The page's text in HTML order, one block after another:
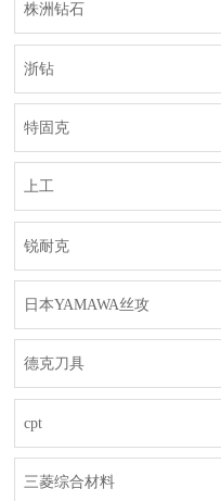
株洲钻石
浙钻
特固克
上工
锐耐克
日本YAMAWA丝攻
德克刀具
cpt
三菱综合材料